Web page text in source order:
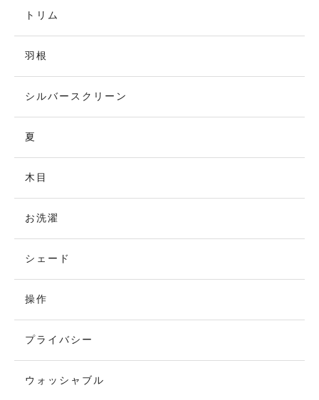
トリム
羽根
シルバースクリーン
夏
木目
お洗濯
シェード
操作
プライバシー
ウォッシャブル